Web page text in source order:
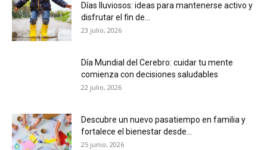
Días lluviosos: ideas para mantenerse activo y
disfrutar el fin de...
23 julio, 2026
Día Mundial del Cerebro: cuidar tu mente
comienza con decisiones saludables
22 julio, 2026
Descubre un nuevo pasatiempo en familia y
fortalece el bienestar desde...
25 junio, 2026